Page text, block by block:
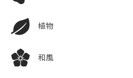
植物
和風